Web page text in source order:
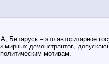
Беларусь – это авторитарное
мирных демонстрантов,
мотивам.